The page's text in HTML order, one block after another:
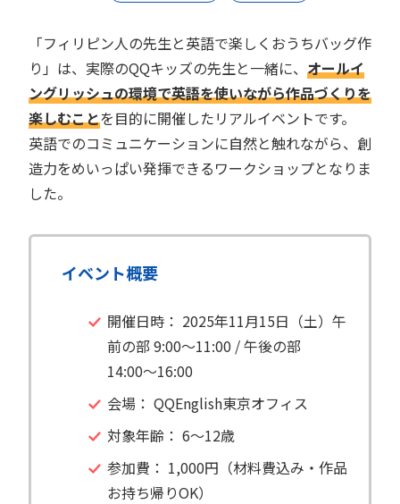
「フィリピン人の先生と英語で楽しくおうちバッグ作
り」は、実際のQQキッズの先生と一緒に、 オールイ
ングリッシュの環境で英語を使いながら作品づくりを
楽しむことを目的に開催したリアルイベントです。
英語でのコミュニケーションに自然と触れながら、創
造力をめいっぱい発揮できるワークショップとなりま
した。
イベント概要
開催日時： 2025年11月15日（土）午
前の部 9:00〜11:00 / 午後の部
14:00〜16:00
会場： QQEnglish東京オフィス
対象年齢： 6〜12歳
参加費： 1,000円（材料費込み・作品
お持ち帰りOK）